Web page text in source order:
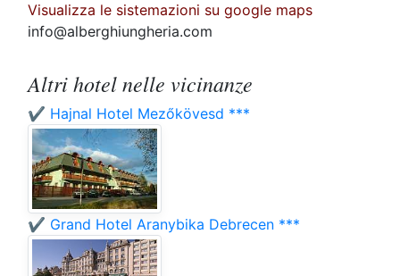
Visualizza le sistemazioni su google maps
info@alberghiungheria.com
Altri hotel nelle vicinanze
✔️ Hajnal Hotel Mezőkövesd ***
✔️ Grand Hotel Aranybika Debrecen ***